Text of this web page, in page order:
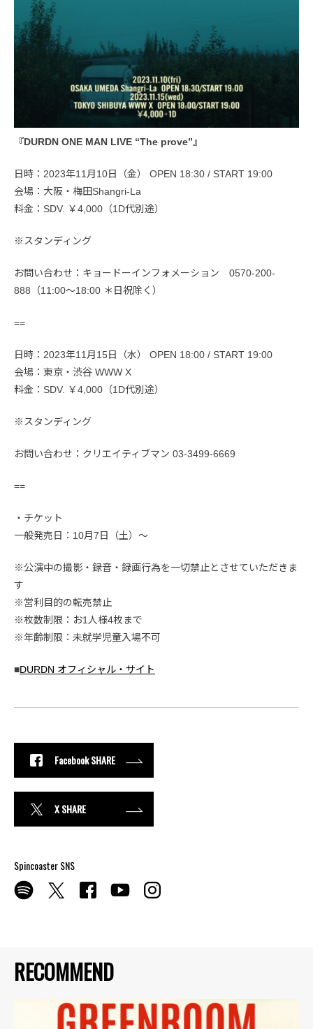
RECOMMEND
『DURDN ONE MAN LIVE “The prove”』
日時：2023年11月10日（金） OPEN 18:30 / START 19:00
会場：大阪・梅田Shangri-La
料金：SDV. ￥4,000（1D代別途）
※スタンディング
お問い合わせ：キョードーインフォメーション 0570-200-
888（11:00～18:00 ＊日祝除く）
==
日時：2023年11月15日（水） OPEN 18:00 / START 19:00
会場：東京・渋谷 WWW X
料金：SDV. ￥4,000（1D代別途）
※スタンディング
お問い合わせ：クリエイティブマン 03-3499-6669
==
・チケット
一般発売日：10月7日（土）〜
※公演中の撮影・録音・録画行為を一切禁止とさせていただきま
す
※営利目的の転売禁止
※枚数制限：お1人様4枚まで
※年齢制限：未就学児童入場不可
■DURDN オフィシャル・サイト
Facebook SHARE
X SHARE
Spincoaster SNS